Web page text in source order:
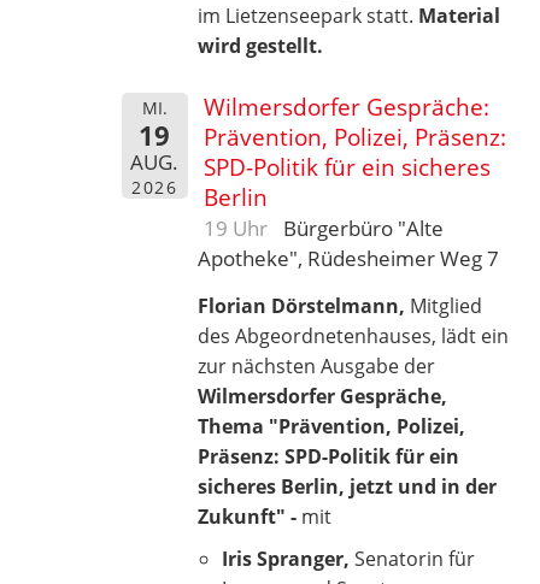
im Lietzenseepark statt. Material
wird gestellt.
MI.
19
AUG.
2026
Wilmersdorfer Gespräche:
Prävention, Polizei, Präsenz:
SPD-Politik für ein sicheres
Berlin
19 Uhr
Bürgerbüro "Alte
Apotheke", Rüdesheimer Weg 7
Florian Dörstelmann, Mitglied
des Abgeordnetenhauses, lädt ein
zur nächsten Ausgabe der
Wilmersdorfer Gespräche,
Thema "Prävention, Polizei,
Präsenz: SPD-Politik für ein
sicheres Berlin, jetzt und in der
Zukunft" - mit
Iris Spranger,Senatorin für